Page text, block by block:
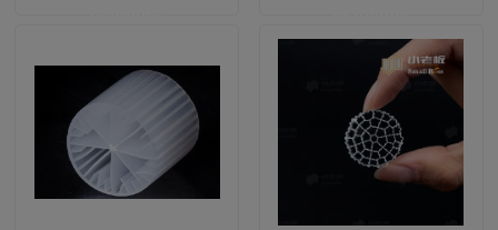
Au sujet de nous
Visite d'usine